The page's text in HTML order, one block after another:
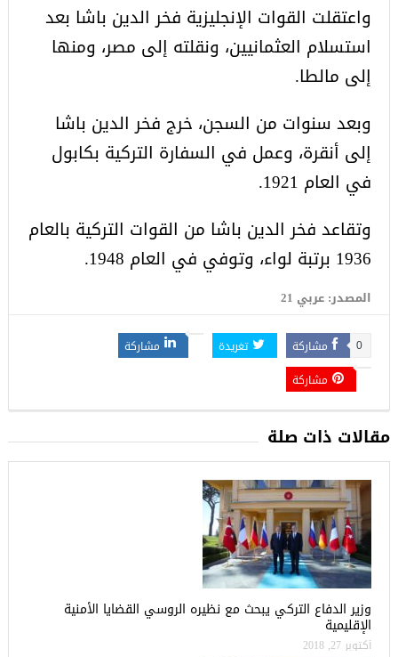
واعتقلت القوات الإنجليزية فخر الدين باشا بعد
استسلام العثمانيين، ونقلته إلى مصر، ومنها
إلى مالطا.
وبعد سنوات من السجن، خرج فخر الدين باشا
إلى أنقرة، وعمل في السفارة التركية بكابول
في العام 1921.
وتقاعد فخر الدين باشا من القوات التركية بالعام
1936 برتبة لواء، وتوفي في العام 1948.
المصدر: عربي 21
مشاركة 0 تغريدة
مشاركة
مشاركة
مقالات ذات صلة
وزير الدفاع التركي يبحث مع نظيره الروسي القضايا الأمنية
الإقليمية
أكتوبر 27, 2018